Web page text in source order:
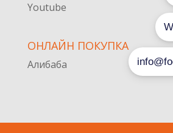
Youtube
ОНЛАЙН ПОКУПКА
Алибаба